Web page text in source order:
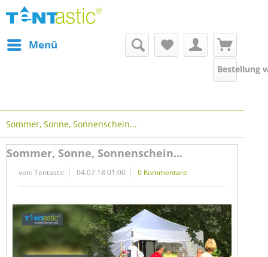
Menü
Bestellung
Sommer, Sonne, Sonnenschein...
Sommer, Sonne, Sonnenschein...
von: Tentastic 04.07.18 01:00 0 Kommentare